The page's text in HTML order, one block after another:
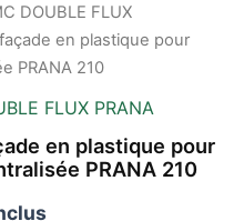
DOUBLE FLUX
en plastique pour
PRANA 210
FLUX PRANA
en plastique pour
PRANA 210